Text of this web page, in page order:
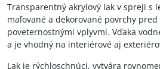
Transparentný akrylový lak v spreji s
maľované a dekorované povrchy
poveternostnými vplyvmi. Vďaka
a je vhodný na interiérové aj
Lak je rýchloschnúci, vytvára